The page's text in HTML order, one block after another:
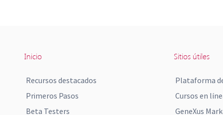
Inicio
Recursos destacados
Primeros Pasos
Beta Testers
Sitios útiles
Plataforma
Cursos en
GeneXus